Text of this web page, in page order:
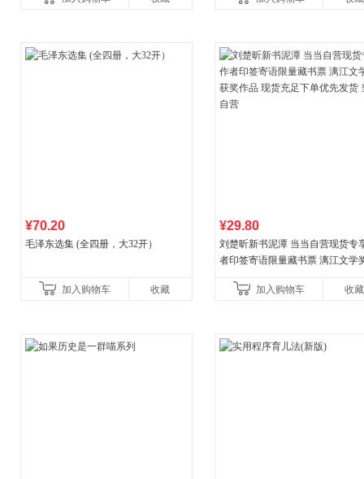
¥70.20
毛泽东选集 (全四册，大32开）
加入购物车 收藏
¥29.80
刘楚昕新书泥潭 当当自营现货专
者印签寄语限量藏书票 漓江文学
加入购物车 收藏